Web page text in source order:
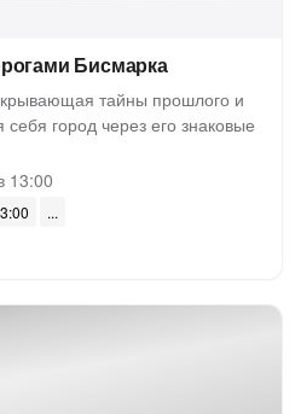
Бисмарка
тайны прошлого и
город через его знаковые
13:00